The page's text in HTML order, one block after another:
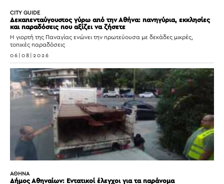
CITY GUIDE
Δεκαπενταύγουστος γύρω από την Αθήνα: πανηγύρια, εκκλησίες
και παραδόσεις που αξίζει να ζήσετε
Η γιορτή της Παναγίας ενώνει την πρωτεύουσα με δεκάδες μικρές,
τοπικές παραδόσεις
06|08|2026
ΑΘΗΝΑ
Δήμος Αθηναίων: Εντατικοί έλεγχοι για τα παράνομα